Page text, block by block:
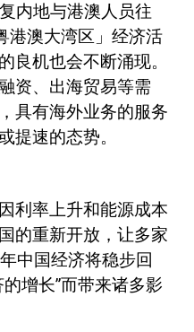
内地与港澳人员往
港澳大湾区」经济活
良机也会不断涌现。
资、出海贸易等需
具有海外业务的服务
提速的态势。
利率上升和能源成本
的重新开放，让多家
年中国经济将稳步回
增长”而带来诸多影